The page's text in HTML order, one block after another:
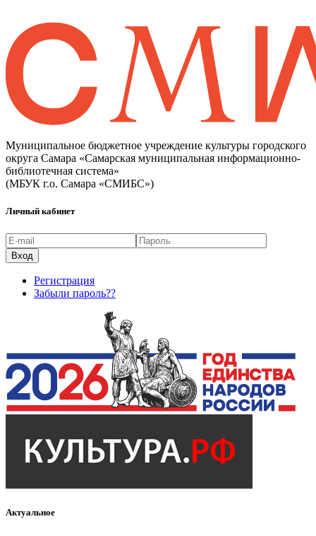
Муниципальное бюджетное учреждение культуры городского
округа Самара «Самарская муниципальная информационно-
библиотечная система»
(МБУК г.о. Самара «СМИБС»)
Личный кабинет
Регистрация
Забыли пароль??
Актуальное